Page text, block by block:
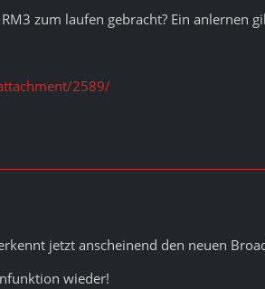
zum laufen gebracht? Ein
2589/
jetzt anscheinend den neuen
wieder!